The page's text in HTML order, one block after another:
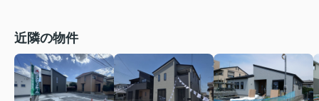
近隣の物件